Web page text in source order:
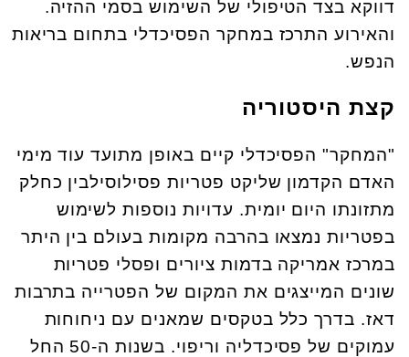
דווקא בצד הטיפולי של השימוש בסמי ההזיה.
והאירוע התרכז במחקר הפסיכדלי בתחום בריאות
הנפש.
קצת היסטוריה
"המחקר" הפסיכדלי קיים באופן מתועד עוד מימי
האדם הקדמון שליקט פטריות פסילוסילבין כחלק
מתזונתו היום יומית. עדויות נוספות לשימוש
בפטריות נמצאו בהרבה מקומות בעולם בין היתר
במרכז אמריקה בדמות ציורים ופסלי פטריות
שונים המייצגים את המקום של הפטרייה בתרבות
דאז. בדרך כלל בטקסים שמאנים עם ניחוחות
עמוקים של פסיכדליה וריפוי. בשנות ה-50 החל